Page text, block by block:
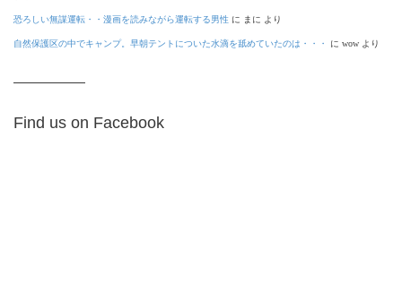
恐ろしい無謀運転・・漫画を読みながら運転する男性 に まに より
自然保護区の中でキャンプ。早朝テントについた水滴を舐めていたのは・・・ に wow より
Find us on Facebook